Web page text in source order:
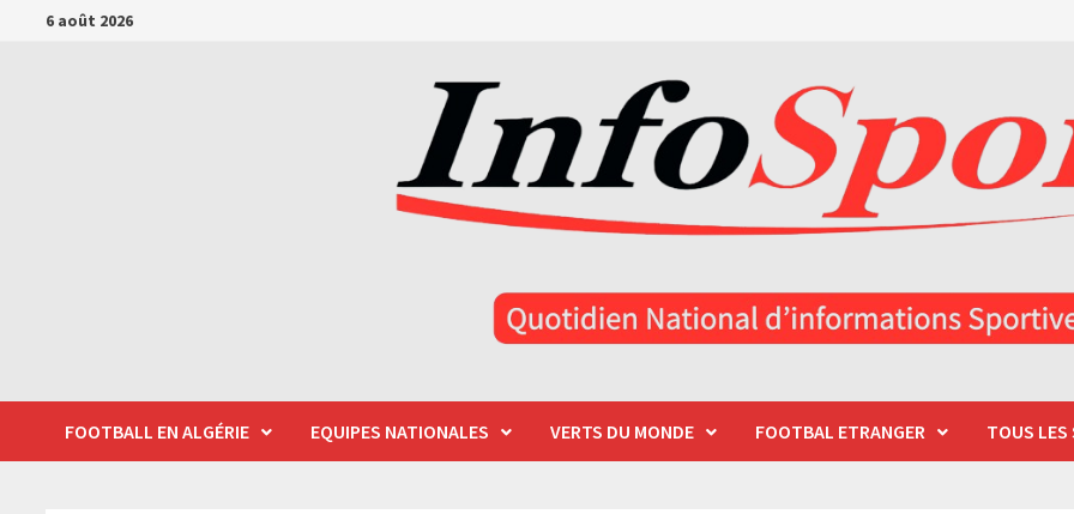
Passer6 août 2026
FOOTBALL EN ALGÉRIE EQUIPES NATIONALES VERTS DU MONDE FOOTBAL ETRANGER TOUS LES